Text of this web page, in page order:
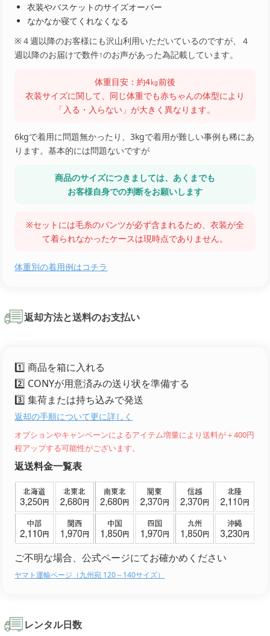
衣装やバスケットのサイズオーバー
なかなか寝てくれなくなる
※４週以降のお客様にも沢山利用いただいているのですが、４
週以降のお届けで数件↑のお声があった為記載しています。
体重目安：約4㎏前後
衣装サイズに関して、同じ体重でも赤ちゃんの体型により
「入る・入らない」が大きく異なります。
6kgで着用に問題無かったり、3kgで着用が難しい事例も稀にあ
ります。基本的には問題ないですが
商品のサイズにつきましては、あくまでも
お客様自身での判断をお願いします
※セットには毛糸のパンツが必ず含まれるため、衣装が全
て着られなかったケースは現時点でありません。
体重別の着用例はコチラ
返却方法と送料のお支払い
1️⃣ 商品を箱に入れる
2️⃣ CONYが用意済みの送り状を準備する
3️⃣ 集荷または持ち込みで発送
返却の手順について更に詳しく
オプションやキャンペーンによるアイテム増量により送料が＋400円
程アップする可能性がございます。
返送料金一覧表
ご不明な場合、公式ページにてお確かめください
ヤマト運輸ページ（九州宛 120～140サイズ）
レンタル日数